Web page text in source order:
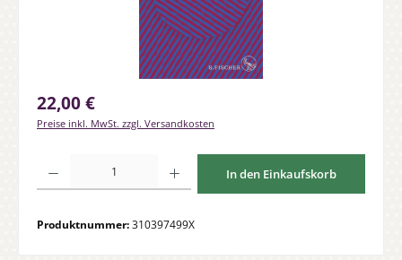
Regulärer Preis:
22,00 €
Preise inkl. MwSt. zzgl. Versandkosten
In den Einkaufskorb
Produktnummer:310397499X